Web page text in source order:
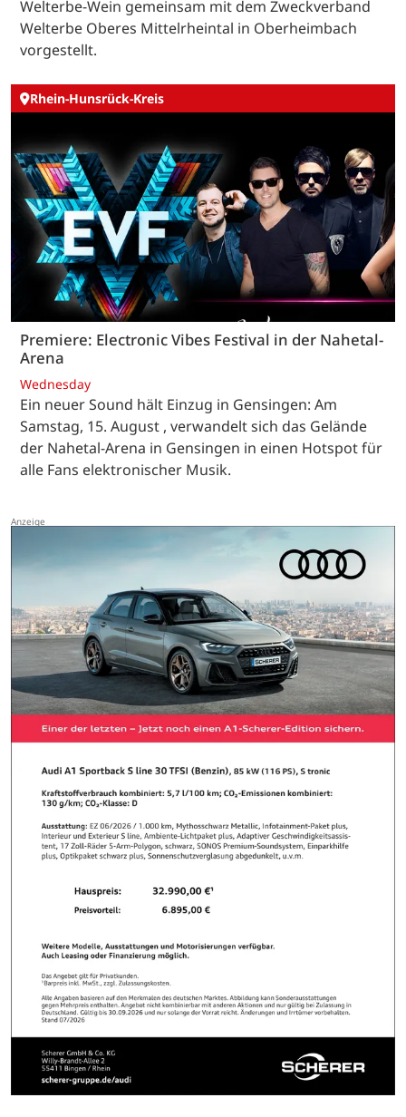
Welterbe-Wein gemeinsam mit dem Zweckverband
Welterbe Oberes Mittelrheintal in Oberheimbach
vorgestellt.
Rhein-Hunsrück-Kreis
Premiere: Electronic Vibes Festival in der Nahetal-
Arena
Wednesday
Ein neuer Sound hält Einzug in Gensingen: Am
Samstag, 15. August , verwandelt sich das Gelände
der Nahetal-Arena in Gensingen in einen Hotspot für
alle Fans elektronischer Musik.